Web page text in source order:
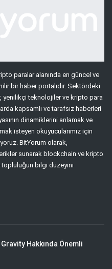
paralar alanında en güncel ve
bir haber portalıdır. Sektördeki
yenilikçi teknolojiler ve kripto para
kapsamlı ve tarafsız haberleri
dinamiklerini anlamak ve
isteyen okuyucularımız için
BitYorum olarak,
sunarak blockchain ve kripto
topluluğun bilgi düzeyini
Hakkında Önemli